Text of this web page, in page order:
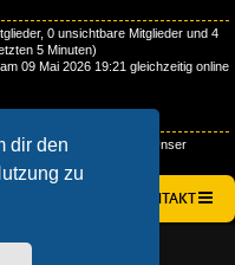
dir den
zu
0 unsichtbare Mitglieder und 4
5 Minuten)
09 Mai 2026 19:21 gleichzeitig online
insgesamt
• Unser
KONTAKT
© PHPBB LIMITED